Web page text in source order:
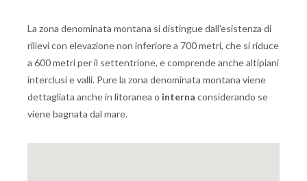
La zona denominata montana si distingue dall'esistenza di
rilievi con elevazione non inferiore a 700 metri, che si riduce
a 600 metri per il settentrione, e comprende anche altipiani
interclusi e valli. Pure la zona denominata montana viene
dettagliata anche in litoranea o interna considerando se
viene bagnata dal mare.